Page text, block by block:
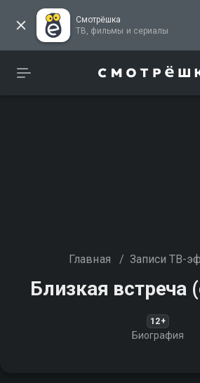
Смотрёшка
ТВ, фильмы и сериалы
Главная / Записи ТВ-
Близкая встреча
12+
Биография